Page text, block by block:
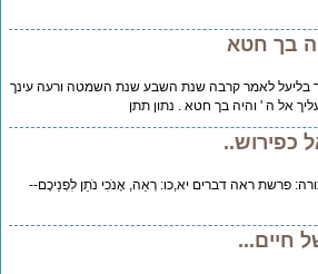
בך חטא
בליעל לאמר קרבה שנת השבע שנת השמטה ורעה עינך
אל ה ' והיה בך חטא . נתון תתן
כפירוש..
פרשת ראה דברים יא,כו: רְאֵה, אָנֹכִי נֹתֵן לִפְנֵיכֶם--
חיים...